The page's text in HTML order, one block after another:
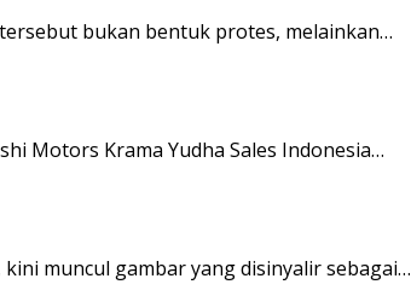
bukan bentuk protes, melainkan…
Motors Krama Yudha Sales Indonesia…
muncul gambar yang disinyalir sebagai…